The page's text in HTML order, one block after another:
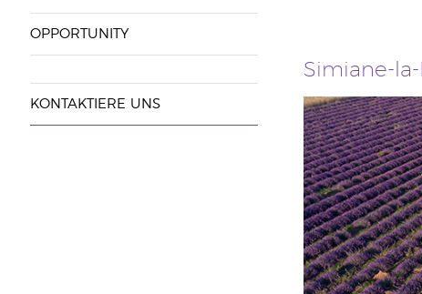
OPPORTUNITY
KONTAKTIERE UNS
Simiane-